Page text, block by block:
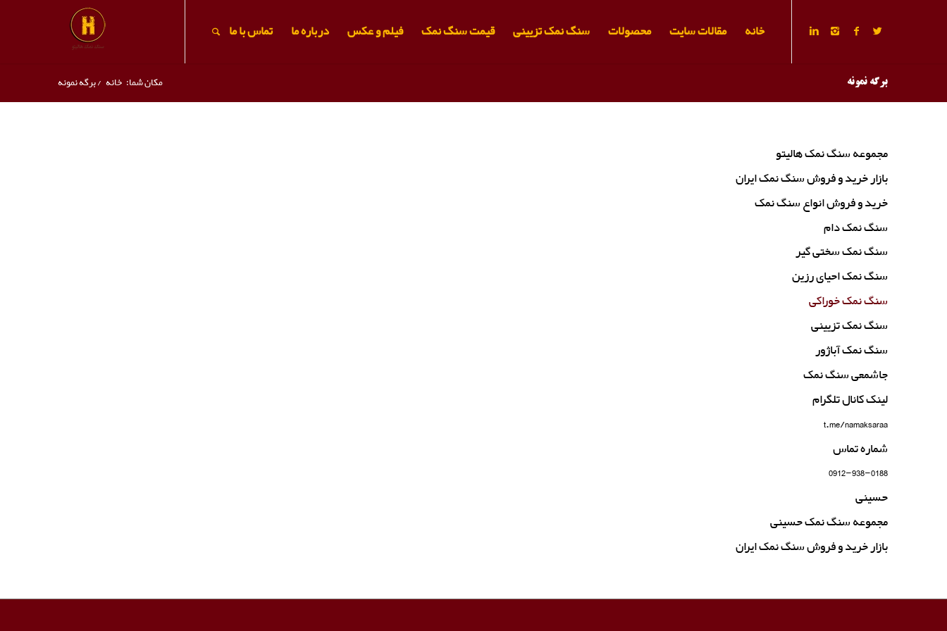
خانه مقالات سایت محصولات سنگ نمک تزیینی قیمت سنگ نمک فیلم و عکس درباره ما تماس با ما
برگه نمونه مکان شما: خانه /برگه نمونه
مجموعه سنگ نمک هالیتو
بازار خرید و فروش سنگ نمک ایران
خرید و فروش انواع سنگ نمک
سنگ نمک دام
سنگ نمک سختی گیر
سنگ نمک احیای رزین
سنگ نمک خوراکی
سنگ نمک تزیینی
سنگ نمک آباژور
جاشمعی سنگ نمک
لینک کانال تلگرام
t.me/namaksaraa
شماره تماس
0912-938-0188
حسینی
مجموعه سنگ نمک حسینی
بازار خرید و فروش سنگ نمک ایران